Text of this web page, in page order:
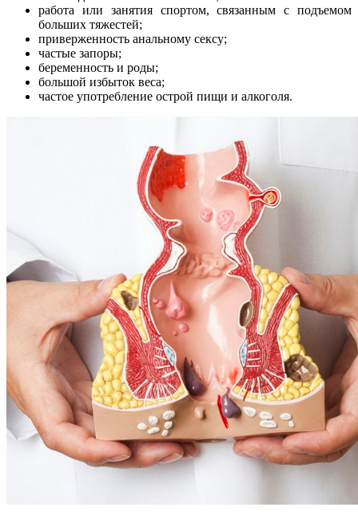
работа или занятия спортом, связанным с подъемом
больших тяжестей;
приверженность анальному сексу;
частые запоры;
беременность и роды;
большой избыток веса;
частое употребление острой пищи и алкоголя.